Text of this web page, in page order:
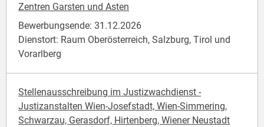
Zentren Garsten und Asten
Bewerbungsende: 31.12.2026
Dienstort: Raum Oberösterreich, Salzburg, Tirol und
Vorarlberg
Stellenausschreibung im Justizwachdienst -
Justizanstalten Wien-Josefstadt, Wien-Simmering,
Schwarzau, Gerasdorf, Hirtenberg, Wiener Neustadt